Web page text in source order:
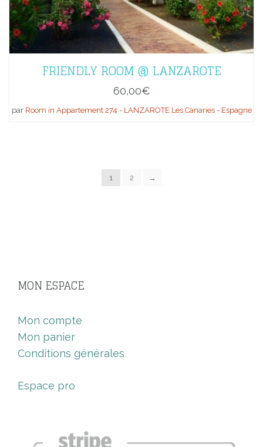
FRIENDLY ROOM @ LANZAROTE
60,00€
par Room in Appartement 274 - LANZAROTE Les Canaries - Espagne
1 2 →
MON ESPACE
Mon compte
Mon panier
Conditions générales
Espace pro